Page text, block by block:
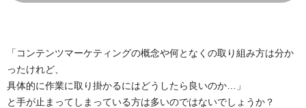
「コンテンツマーケティングの概念や何となくの取り組み方は分か
ったけれど、
具体的に作業に取り掛かるにはどうしたら良いのか…」
と手が止まってしまっている方は多いのではないでしょうか？